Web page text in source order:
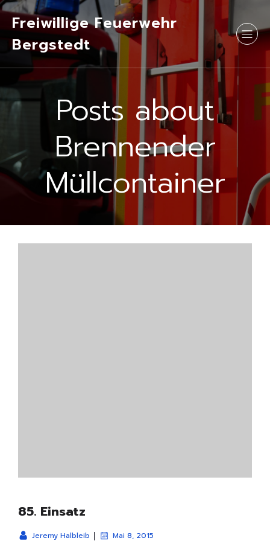
Freiwillige Feuerwehr
Bergstedt
Posts about
Brennender
Müllcontainer
85. Einsatz
Jeremy Halbleib | Mai 8, 2015